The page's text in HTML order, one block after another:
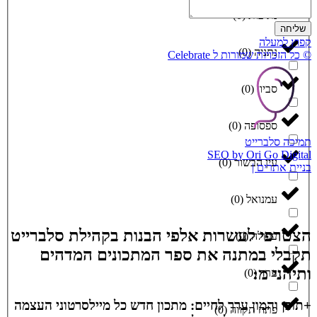
נתיבות(
0
)
נתניה(
0
)
סביון(
0
)
ספסופה (
0
)
עין הבשור(
0
)
עמנואל (
0
)
עפולה(
0
)
ערד(
0
)
פתח תקווה (
0
)
שליחה
קפוץ למעלה
© כל הזכויות שמורות ל Celebrate
תמיכה סלברייט
SEO by Ori Go Digital
בניית אתרים |
הצטרפי לעשרות אלפי הבנות בקהילת סלברייט
תקבלי במתנה את ספר המתכונים המדהים
ותיהני מ:
+תוכן והמון ערך לחיים: מתכון חדש כל מיילסרטוני העצמה